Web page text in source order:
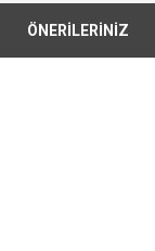
ÖNERİLERİNİZ